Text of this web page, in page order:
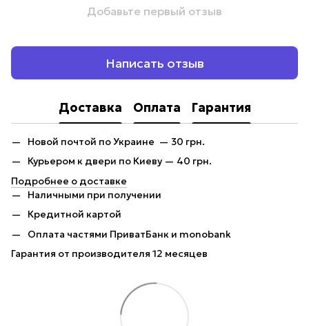
Добавьте первый отзыв
Написать отзыв
Доставка Оплата Гарантия
Новой почтой по Украине — 30 грн.
Курьером к двери по Киеву — 40 грн.
Подробнее о доставке
Наличными при получении
Кредитной картой
Оплата частями ПриватБанк и monobank
Гарантия от производителя 12 месяцев